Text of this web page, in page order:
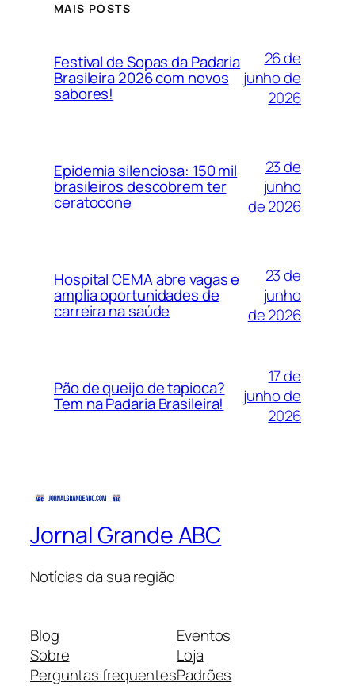
MAIS POSTS
Festival de Sopas da Padaria
Brasileira 2026 com novos
sabores!
26 de
junho de
2026
Epidemia silenciosa: 150 mil
brasileiros descobrem ter
ceratocone
23 de
junho
de 2026
Hospital CEMA abre vagas e
amplia oportunidades de
carreira na saúde
23 de
junho
de 2026
Pão de queijo de tapioca?
Tem na Padaria Brasileira!
17 de
junho de
2026
Jornal Grande ABC
Notícias da sua região
Blog
Sobre
Perguntas frequentes
Eventos
Loja
Padrões